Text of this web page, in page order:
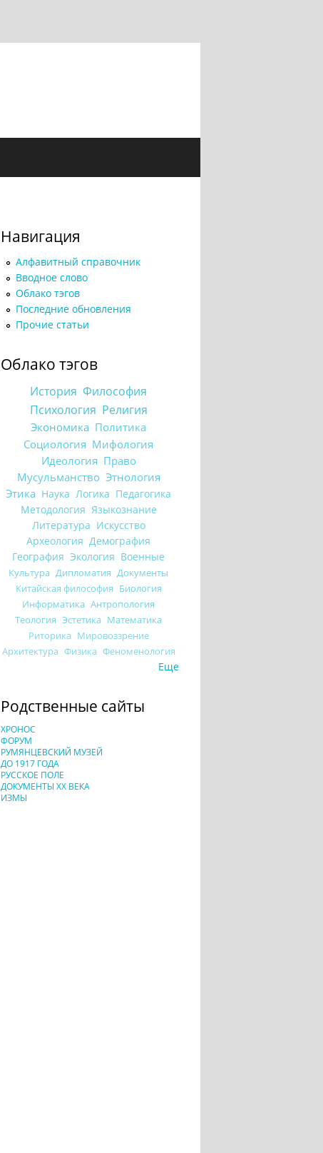
Навигация
Алфавитный справочник
Вводное слово
Облако тэгов
Последние обновления
Прочие статьи
Облако тэгов
История Философия
Психология Религия
Экономика Политика
Социология Мифология
Идеология Право
Мусульманство Этнология
Этика Наука Логика Педагогика
Методология Языкознание
Литература Искусство
Археология Демография
География Экология Военные
Культура Дипломатия Документы
Китайская философия Биология
Информатика Антропология
Теология Эстетика Математика
Риторика Мировоззрение
Архитектура Физика Феноменология
Еще
Родственные сайты
ХРОНОС
ФОРУМ
РУМЯНЦЕВСКИЙ МУЗЕЙ
ДО 1917 ГОДА
РУССКОЕ ПОЛЕ
ДОКУМЕНТЫ XX ВЕКА
ИЗМЫ